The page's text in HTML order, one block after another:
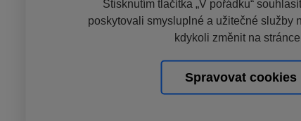
Stisknutím tlačítka „V pořádku“
poskytovali smysluplné a užitečné služby
kdykoli změnit na
Spravovat cookies